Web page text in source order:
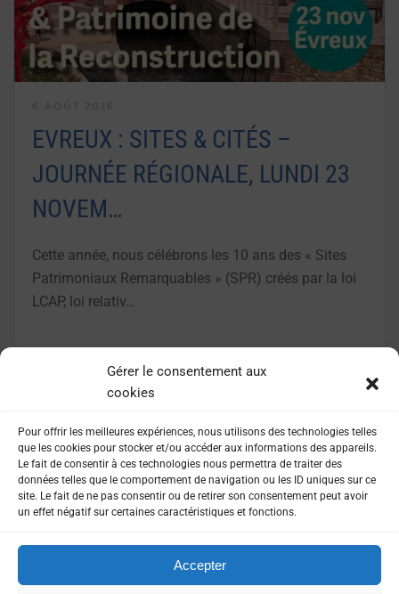
Gérer le consentement aux
cookies
Pour offrir les meilleures expériences, nous utilisons des technologies telles
que les cookies pour stocker et/ou accéder aux informations des appareils.
Le fait de consentir à ces technologies nous permettra de traiter des
données telles que le comportement de navigation ou les ID uniques sur ce
site. Le fait de ne pas consentir ou de retirer son consentement peut avoir
un effet négatif sur certaines caractéristiques et fonctions.
Accepter
EVREUX : SITES & CITÉS –
JOURNÉE RÉGIONALE, LUNDI 23
NOVEM…
Cette année, nous célébrons les 10 ans des « Sites
Patrimoniaux Remarquables » (SPR) créés par la loi
LCAP, loi relativ…
LIRE LA SUITE
MENTIONS LÉGALES